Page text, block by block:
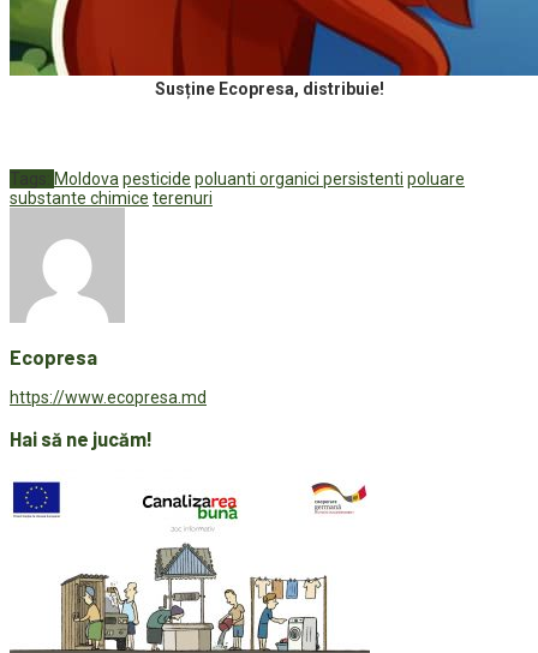
Susține Ecopresa, distribuie!
Tags: Moldova pesticide poluanti organici persistenti poluare
substante chimice terenuri
Ecopresa
https://www.ecopresa.md
Hai să ne jucăm!